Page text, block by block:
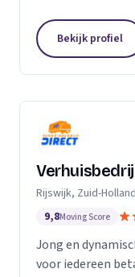
opslag van
Bekijk profiel
Rijswijk, Zuid-Holland
9,8Moving Score
Jong en
voor iedereen